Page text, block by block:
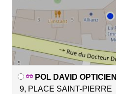
POL DAVID OPTICIEN
9, PLACE SAINT-PIERRE